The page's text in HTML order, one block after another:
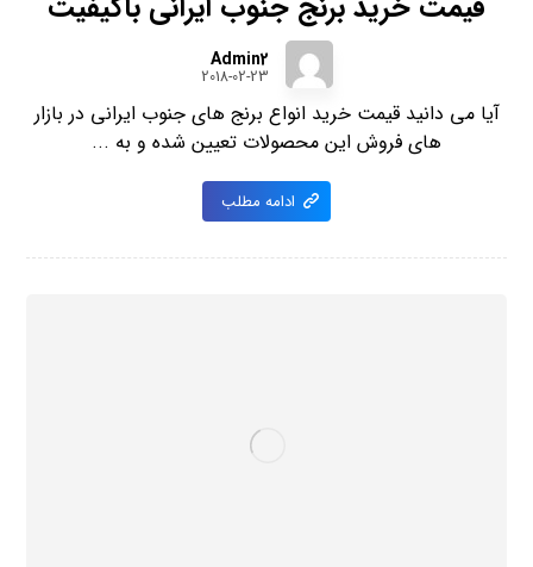
Admin2
2018-02-23
آیا می دانید قیمت خرید انواع برنج های جنوب ایرانی در بازار
های فروش این محصولات تعیین شده و به ...
ادامه مطلب